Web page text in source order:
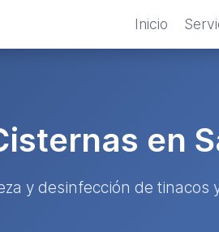
Inicio
en
y desinfección de tinacos